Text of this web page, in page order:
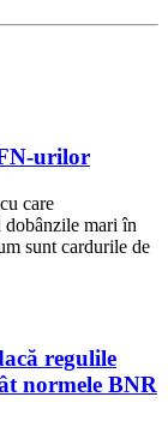
urilor
care
dobânzile mari în
sunt cardurile de
regulile
normele BNR